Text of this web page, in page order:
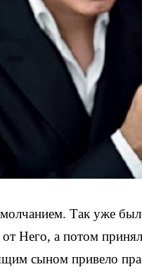
Так уже
от Него, а потом
сыном привело